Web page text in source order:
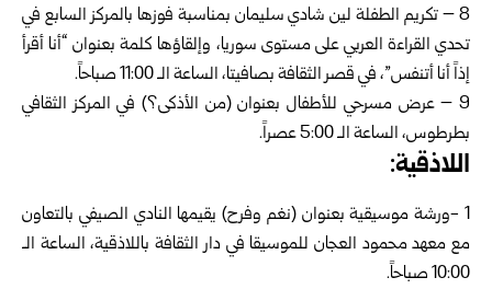
8 – تكريم الطفلة لين شادي سليمان بمناسبة فوزها بالمركز السابع في
تحدي القراءة العربي على مستوى سوريا، وإلقاؤها كلمة بعنوان “أنا أقرأ
إذاً أنا أتنفس”، في قصر الثقافة بصافيتا، الساعة الـ 11:00 صباحاً.
9 – عرض مسرحي للأطفال بعنوان (من الأذكى؟) في المركز الثقافي
بطرطوس، الساعة الـ 5:00 عصراً.
اللاذقية:
1 -ورشة موسيقية بعنوان (نغم وفرح) يقيمها النادي الصيفي بالتعاون
مع معهد محمود العجان للموسيقا في دار الثقافة باللاذقية، الساعة الـ
10:00 صباحاً.